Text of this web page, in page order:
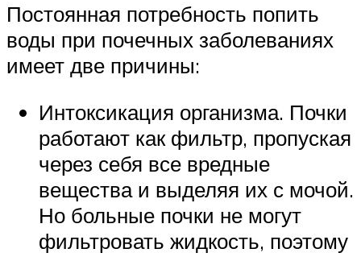
Постоянная потребность попить
воды при почечных заболеваниях
имеет две причины:
Интоксикация организма. Почки
работают как фильтр, пропуская
через себя все вредные
вещества и выделяя их с мочой.
Но больные почки не могут
фильтровать жидкость, поэтому